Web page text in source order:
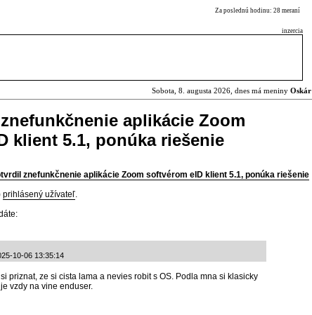
Za poslednú hodinu: 28 meraní
inzercia
Sobota, 8. augusta 2026, dnes má meniny Oskár
aplikácie Zoom
klient 5.1, ponúka riešenie
znefunkčnenie aplikácie Zoom softvérom eID klient 5.1, ponúka riešenie
prihlásený užívateľ.
10-06 13:35:14
priznat, ze si cista lama a nevies robit s OS. Podla mna si klasicky
vzdy na vine enduser.